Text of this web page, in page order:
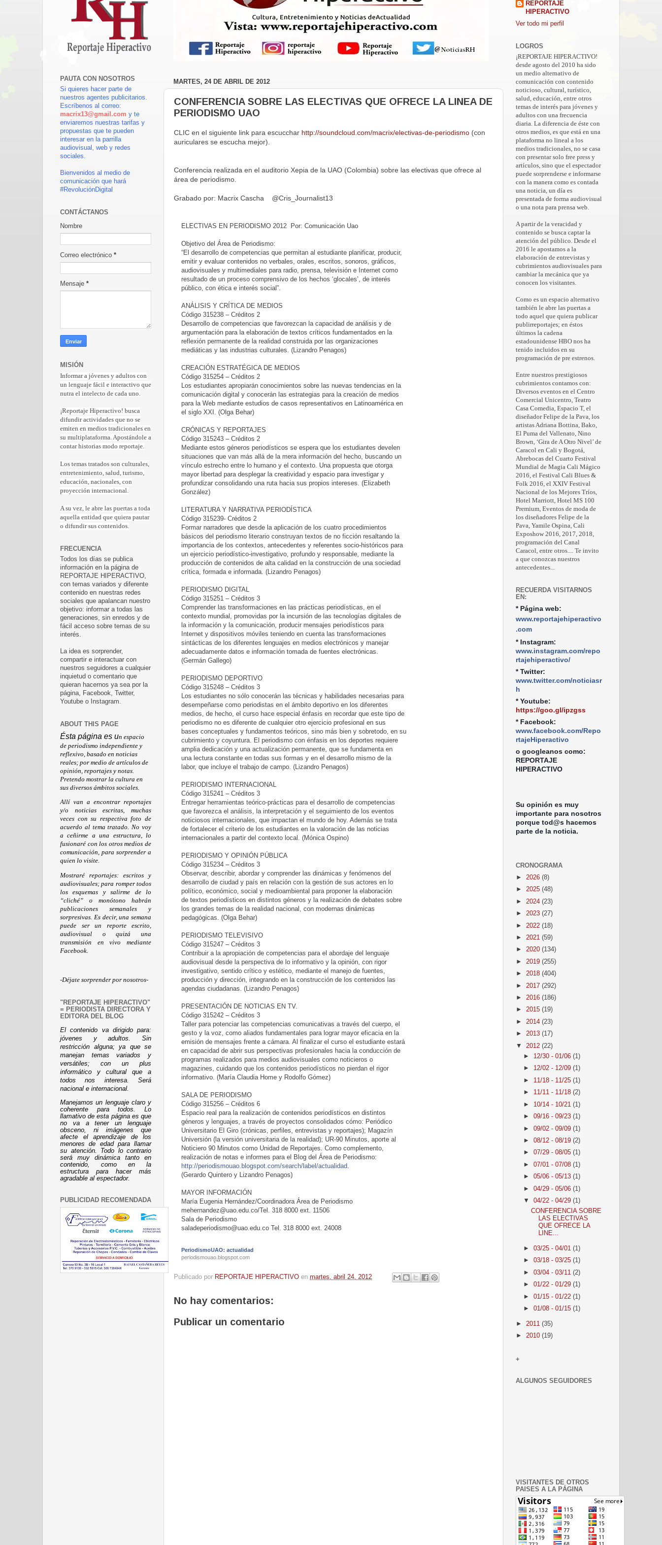
MARTES, 24 DE ABRIL DE 2012
CONFERENCIA SOBRE LAS ELECTIVAS QUE OFRECE LA LINEA DE
PERIODISMO UAO
CLIC en el siguiente link para escucchar http://soundcloud.com/macrix/electivas-de-periodismo (con
auriculares se escucha mejor).
Conferencia realizada en el auditorio Xepia de la UAO (Colombia) sobre las electivas que ofrece al
área de periodismo.
Grabado por: Macrix Cascha @Cris_Journalist13
ELECTIVAS EN PERIODISMO 2012 Por: Comunicación Uao
Objetivo del Área de Periodismo:
“El desarrollo de competencias que permitan al estudiante planificar, producir,
emitir y evaluar contenidos no verbales, orales, escritos, sonoros, gráficos,
audiovisuales y multimediales para radio, prensa, televisión e Internet como
resultado de un proceso comprensivo de los hechos ʻglocalesʼ, de interés
público, con ética e interés social”.
ANÁLISIS Y CRÍTICA DE MEDIOS
Código 315238 – Créditos 2
Desarrollo de competencias que favorezcan la capacidad de análisis y de
argumentación para la elaboración de textos críticos fundamentados en la
reflexión permanente de la realidad construida por las organizaciones
mediáticas y las industrias culturales. (Lizandro Penagos)
CREACIÓN ESTRATÉGICA DE MEDIOS
Código 315254 – Créditos 2
Los estudiantes apropiarán conocimientos sobre las nuevas tendencias en la
comunicación digital y conocerán las estrategias para la creación de medios
para la Web mediante estudios de casos representativos en Latinoamérica en
el siglo XXI. (Olga Behar)
CRÓNICAS Y REPORTAJES
Código 315243 – Créditos 2
Mediante estos géneros periodísticos se espera que los estudiantes develen
situaciones que van más allá de la mera información del hecho, buscando un
vínculo estrecho entre lo humano y el contexto. Una propuesta que otorga
mayor libertad para desplegar la creatividad y espacio para investigar y
profundizar consolidando una ruta hacia sus propios intereses. (Elizabeth
González)
LITERATURA Y NARRATIVA PERIODÍSTICA
Código 315239- Créditos 2
Formar narradores que desde la aplicación de los cuatro procedimientos
básicos del periodismo literario construyan textos de no ficción resaltando la
importancia de los contextos, antecedentes y referentes socio-históricos para
un ejercicio periodístico-investigativo, profundo y responsable, mediante la
producción de contenidos de alta calidad en la construcción de una sociedad
crítica, formada e informada. (Lizandro Penagos)
PERIODISMO DIGITAL
Código 315251 – Créditos 3
Comprender las transformaciones en las prácticas periodísticas, en el
contexto mundial, promovidas por la incursión de las tecnologías digitales de
la información y la comunicación, producir mensajes periodísticos para
Internet y dispositivos móviles teniendo en cuenta las transformaciones
sintácticas de los diferentes lenguajes en medios electrónicos y manejar
adecuadamente datos e información tomada de fuentes electrónicas.
(Germán Gallego)
PERIODISMO DEPORTIVO
Código 315248 – Créditos 3
Los estudiantes no sólo conocerán las técnicas y habilidades necesarias para
desempeñarse como periodistas en el ámbito deportivo en los diferentes
medios, de hecho, el curso hace especial énfasis en recordar que este tipo de
periodismo no es diferente de cualquier otro ejercicio profesional en sus
bases conceptuales y fundamentos teóricos, sino más bien y sobretodo, en su
cubrimiento y coyuntura. El periodismo con énfasis en los deportes requiere
amplia dedicación y una actualización permanente, que se fundamenta en
una lectura constante en todas sus formas y en el desarrollo mismo de la
labor, que incluye el trabajo de campo. (Lizandro Penagos)
PERIODISMO INTERNACIONAL
Código 315241 – Créditos 3
Entregar herramientas teórico-prácticas para el desarrollo de competencias
que favorezca el análisis, la interpretación y el seguimiento de los eventos
noticiosos internacionales, que impactan el mundo de hoy. Además se trata
de fortalecer el criterio de los estudiantes en la valoración de las noticias
internacionales a partir del contexto local. (Mónica Ospino)
PERIODISMO Y OPINIÓN PÚBLICA
Código 315234 – Créditos 3
Observar, describir, abordar y comprender las dinámicas y fenómenos del
desarrollo de ciudad y país en relación con la gestión de sus actores en lo
político, económico, social y medioambiental para proponer la elaboración
de textos periodísticos en distintos géneros y la realización de debates sobre
los grandes temas de la realidad nacional, con modernas dinámicas
pedagógicas. (Olga Behar)
PERIODISMO TELEVISIVO
Código 315247 – Créditos 3
Contribuir a la apropiación de competencias para el abordaje del lenguaje
audiovisual desde la perspectiva de lo informativo y la opinión, con rigor
investigativo, sentido crítico y estético, mediante el manejo de fuentes,
producción y dirección, integrando en la construcción de los contenidos las
agendas ciudadanas. (Lizandro Penagos)
PRESENTACIÓN DE NOTICIAS EN TV.
Código 315242 – Créditos 3
Taller para potenciar las competencias comunicativas a través del cuerpo, el
gesto y la voz, como aliados fundamentales para lograr mayor eficacia en la
emisión de mensajes frente a cámara. Al finalizar el curso el estudiante estará
en capacidad de abrir sus perspectivas profesionales hacia la conducción de
programas realizados para medios audiovisuales como noticieros o
magazines, cuidando que los contenidos periodísticos no pierdan el rigor
informativo. (María Claudia Home y Rodolfo Gómez)
SALA DE PERIODISMO
Código 315256 – Créditos 6
Espacio real para la realización de contenidos periodísticos en distintos
géneros y lenguajes, a través de proyectos consolidados cómo: Periódico
Universitario El Giro (crónicas, perfiles, entrevistas y reportajes); Magazín
Universión (la versión universitaria de la realidad); UR-90 Minutos, aporte al
Noticiero 90 Minutos como Unidad de Reportajes. Como complemento,
realización de notas e informes para el Blog del Área de Periodismo:
http://periodismouao.blogspot.com/search/label/actualidad.
(Gerardo Quintero y Lizandro Penagos)
MAYOR INFORMACIÓN
María Eugenia Hernández/Coordinadora Área de Periodismo
mehernandez@uao.edu.co/Tel. 318 8000 ext. 11506
Sala de Periodismo
saladeperiodismo@uao.edu.co Tel. 318 8000 ext. 24008
PeriodismoUAO: actualidad
periodismouao.blogspot.com
Publicado por REPORTAJE HIPERACTIVO en martes, abril 24, 2012
No hay comentarios:
Publicar un comentario
PAUTA CON NOSOTROS
Si quieres hacer parte de
nuestros agentes publicitarios.
Escríbenos al correo:
macrix13@gmail.com y te
enviaremos nuestras tarifas y
propuestas que te pueden
interesar en la parrilla
audiovisual, web y redes
sociales.
Bienvenidos al medio de
comunicación que hará
#RevoluciónDigital
CONTÁCTANOS
Nombre
Correo electrónico *
Mensaje *
MISIÓN
Informar a jóvenes y adultos con
un lenguaje fácil e interactivo que
nutra el intelecto de cada uno.
¡Reportaje Hiperactivo! busca
difundir actividades que no se
emiten en medios tradicionales en
su multiplataforma. Apostándole a
contar historias modo reportaje.
Los temas tratados son culturales,
entretenimiento, salud, turismo,
educación, nacionales, con
proyección internacional.
A su vez, le abre las puertas a toda
aquella entidad que quiera pautar
o difundir sus contenidos.
FRECUENCIA
Todos los días se publica
información en la página de
REPORTAJE HIPERACTIVO,
con temas variados y diferente
contenido en nuestras redes
sociales que apalancan nuestro
objetivo: informar a todas las
generaciones, sin enredos y de
fácil acceso sobre temas de su
interés.
La idea es sorprender,
compartir e interactuar con
nuestros seguidores a cualquier
inquietud o comentario que
quieran hacernos ya sea por la
página, Facebook, Twitter,
Youtube o Instagram.
ABOUT THIS PAGE
Ésta página es un espacio
de periodismo independiente y
reflexivo, basado en noticias
reales; por medio de artículos de
opinión, reportajes y notas.
Pretendo mostrar la cultura en
sus diversos ámbitos sociales.
Allí van a encontrar reportajes
y/o noticias escritas, muchas
veces con su respectiva foto de
acuerdo al tema tratado. No voy
a ceñirme a una estructura, lo
fusionaré con los otros medios de
comunicación, para sorprender a
quien lo visite.
Mostraré reportajes: escritos y
audiovisuales; para romper todos
los esquemas y salirme de lo
“cliché” o monótono habrán
publicaciones semanales y
sorpresivas. Es decir, una semana
puede ser un reporte escrito,
audiovisual o quizá una
transmisión en vivo mediante
Facebook.
-Déjate sorprender por nosotros-
"REPORTAJE HIPERACTIVO"
= PERIODISTA DIRECTORA Y
EDITORA DEL BLOG
El contenido va dirigido para:
jóvenes y adultos. Sin
restricción alguna; ya que se
manejan temas variados y
versátiles; con un plus
informático y cultural que a
todos nos interesa. Será
nacional e internacional.
Manejamos un lenguaje claro y
coherente para todos. Lo
llamativo de esta página es que
no va a tener un lenguaje
obsceno, ni imágenes que
afecte el aprendizaje de los
menores de edad para llamar
su atención. Todo lo contrario
será muy dinámica tanto en
contenido, como en la
estructura para hacer más
agradable al espectador.
PUBLICIDAD RECOMENDADA
REPORTAJE
HIPERACTIVO
Ver todo mi perfil
LOGROS
¡REPORTAJE HIPERACTIVO!
desde agosto del 2010 ha sido
un medio alternativo de
comunicación con contenido
noticioso, cultural, turístico,
salud, educación, entre otros
temas de interés para jóvenes y
adultos con una frecuencia
diaria. La diferencia de éste con
otros medios, es que está en una
plataforma no lineal a los
medios tradicionales, no se casa
con presentar solo free press y
artículos, sino que el espectador
puede sorprenderse e informarse
con la manera como es contada
una noticia, un día es
presentada de forma audiovisual
o una nota para prensa web.
A partir de la veracidad y
contenido se busca captar la
atención del público. Desde el
2016 le apostamos a la
elaboración de entrevistas y
cubrimientos audiovisuales para
cambiar la mecánica que ya
conocen los visitantes.
Como es un espacio alternativo
también le abre las puertas a
todo aquel que quiera publicar
publirreportajes; en éstos
últimos la cadena
estadounidense HBO nos ha
tenido incluidos en su
programación de pre estrenos.
Entre nuestros prestigiosos
cubrimientos contamos con:
Diversos eventos en el Centro
Comercial Unicentro, Teatro
Casa Comedia, Espacio T, el
diseñador Felipe de la Pava, los
artistas Adriana Bottina, Bako,
El Puma del Vallenato, Nino
Brown, ‘Gira de A Otro Nivel’ de
Caracol en Cali y Bogotá,
Abrebocas del Cuarto Festival
Mundial de Magia Cali Mágico
2016, el Festival Cali Blues &
Folk 2016, el XXIV Festival
Nacional de los Mejores Tríos,
Hotel Marriott, Hotel MS 100
Premium, Eventos de moda de
los diseñadores Felipe de la
Pava, Yamile Ospina, Cali
Exposhow 2016, 2017, 2018,
programación del Canal
Caracol, entre otros.... Te invito
a que conozcas nuestros
antecedentes...
RECUERDA VISITARNOS
EN:
* Página web:
www.reportajehiperactivo
.com
* Instagram:
www.instagram.com/repo
rtajehiperactivo/
* Twitter:
www.twitter.com/noticiasr
h
* Youtube:
https://goo.gl/ipzgss
* Facebook:
www.facebook.com/Repo
rtajeHiperactivo
o googleanos como:
REPORTAJE
HIPERACTIVO
Su opinión es muy
importante para nosotros
porque tod@s hacemos
parte de la noticia.
CRONOGRAMA
► 2026 (8)
► 2025 (48)
► 2024 (23)
► 2023 (27)
► 2022 (18)
► 2021 (59)
► 2020 (134)
► 2019 (255)
► 2018 (404)
► 2017 (292)
► 2016 (186)
► 2015 (19)
► 2014 (23)
► 2013 (17)
▼ 2012 (22)
► 12/30 - 01/06(1)
► 12/02 - 12/09(1)
► 11/18 - 11/25(1)
► 11/11 - 11/18(2)
► 10/14 - 10/21(1)
►09/16 - 09/23(1)
►09/02 - 09/09(1)
►08/12 - 08/19(2)
►07/29 - 08/05(1)
►07/01 - 07/08(1)
►05/06 - 05/13(1)
►04/29 - 05/06(1)
▼04/22 - 04/29(1)
CONFERENCIA SOBRE
LAS ELECTIVAS
QUE OFRECE LA
LINE...
►03/25 - 04/01(1)
►03/18 - 03/25(1)
►03/04 - 03/11(2)
►01/22 - 01/29(1)
►01/15 - 01/22(1)
►01/08 - 01/15(1)
► 2011 (35)
► 2010 (19)
+
ALGUNOS SEGUIDORES
VISITANTES DE OTROS
PAISES A LA PÁGINA